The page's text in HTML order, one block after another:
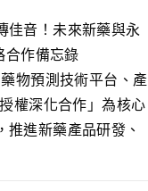
佳音！未來新藥與永
合作備忘錄
物預測技術平台、產
權深化合作」為核心
進新藥產品研發、